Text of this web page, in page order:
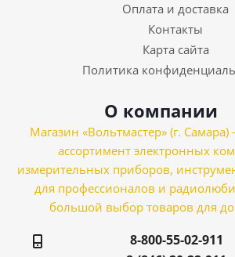
Оплата и доставка
Контакты
Карта сайта
Политика
О компании
Магазин «Вольтмастер» (г.
ассортимент электронных
измерительных приборов,
для профессионалов и
большой выбор товаров для
8-800-55-02-911